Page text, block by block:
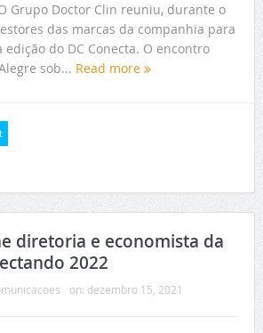
Grupo Doctor Clin reuniu, durante o
das marcas da companhia para
do DC Conecta. O encontro
sob... Read more
diretoria e economista da
2022
on: dezembro 15, 2021